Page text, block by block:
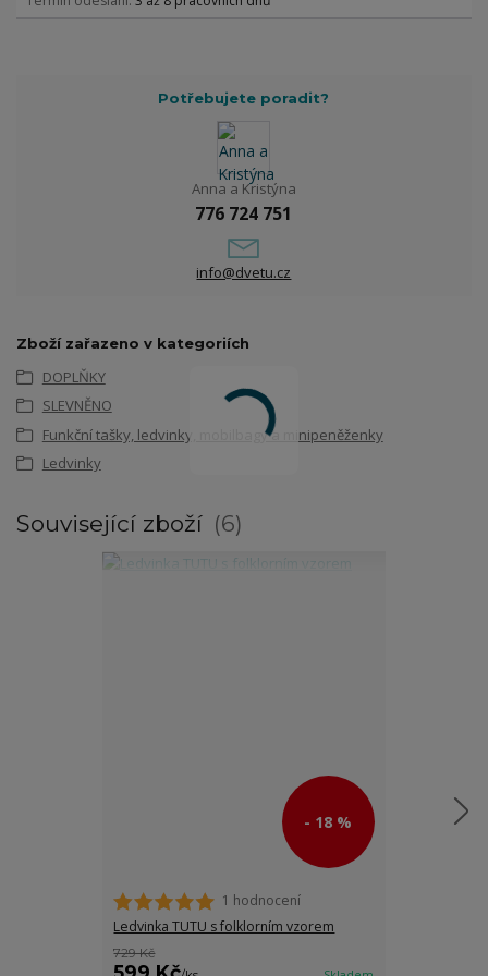
Potřebujete poradit?
Anna a Kristýna
776 724 751
info@dvetu.cz
Zboží zařazeno v kategoriích
DOPLŇKY
SLEVNĚNO
Funkční tašky, ledvinky, mobilbagy a minipeněženky
Ledvinky
Související zboží 6
- 18 %
1 hodnocení
Ledvinka TUTU s folklorním vzorem
729 Kč